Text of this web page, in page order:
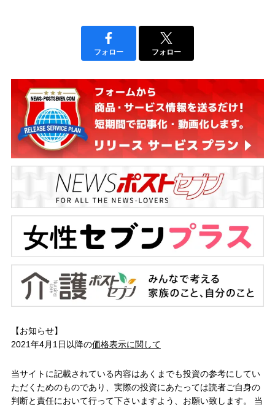
フォロー フォロー
【お知らせ】
2021年4月1日以降の価格表示に関して
当サイトに記載されている内容はあくまでも投資の参考にしてい
ただくためのものであり、実際の投資にあたっては読者ご自身の
判断と責任において行って下さいますよう、お願い致します。 当